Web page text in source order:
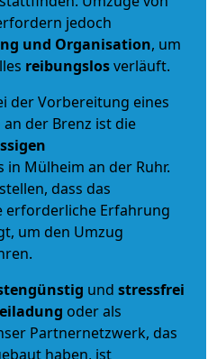
jedoch
und Organisation, um
reibungslosverläuft.
der Vorbereitung eines
der Brenz ist die
Mülheim an der Ruhr.
dass das
erforderliche Erfahrung
um den Umzug
und stressfrei
oder als
Partnernetzwerk, das
haben, ist